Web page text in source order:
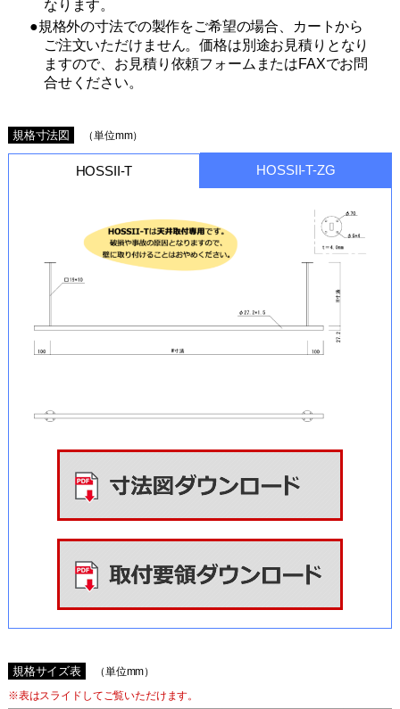
なります。
●規格外の寸法での製作をご希望の場合、カートから
ご注文いただけません。価格は別途お見積りとなり
ますので、お見積り依頼フォームまたはFAXでお問
合せください。
規格寸法図 （単位mm）
HOSSII-T HOSSII-T-ZG
規格サイズ表
（単位mm）
※表はスライドしてご覧いただけます。